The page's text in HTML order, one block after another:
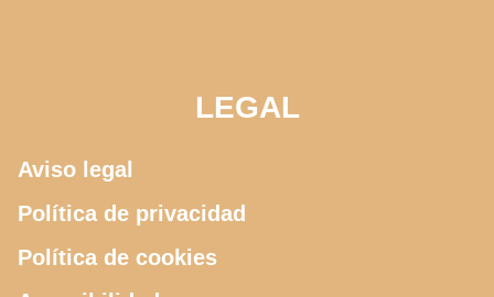
LEGAL
Aviso legal
Política de privacidad
Política de cookies